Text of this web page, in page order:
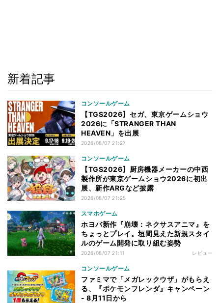
新着記事
コンソールゲーム
【TGS2026】セガ、東京ゲームショウ
2026に「STRANGER THAN
HEAVEN」を出展
2026/08/07 21:27
コンソールゲーム
【TGS2026】厨房機器メーカーの中西
製作所が東京ゲームショウ2026に初出
展、新作ARGなど披露
2026/08/07 21:25
スマホゲーム
ホヨバ新作『崩壊：ネクサスアニマ』を
ちょっとプレイ。垣間見えた新規スタイ
ルのゲーム開発に取り組む姿勢
2026/08/07 21:11 レビュー
コンソールゲーム
ファミマで「メガレックウザ」がもらえ
る、『ポケモンフレンダ』キャンペーン
- 8月11日から